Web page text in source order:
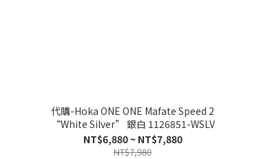
代購-Hoka ONE ONE Mafate Speed 2
“White Silver” 銀白 1126851-WSLV
NT$6,880 ~ NT$7,880
NT$7,980